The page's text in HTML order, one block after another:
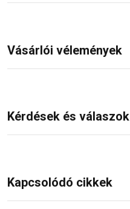
Vásárlói vélemények
Kérdések és válaszok
Kapcsolódó cikkek